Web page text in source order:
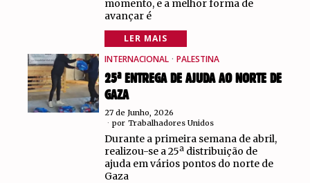
momento, e a melhor forma de
avançar é
LER MAIS
INTERNACIONAL · PALESTINA
25ª ENTREGA DE AJUDA AO NORTE DE
GAZA
27 de Junho, 2026
por Trabalhadores Unidos
Durante a primeira semana de abril,
realizou-se a 25ª distribuição de
ajuda em vários pontos do norte de
Gaza